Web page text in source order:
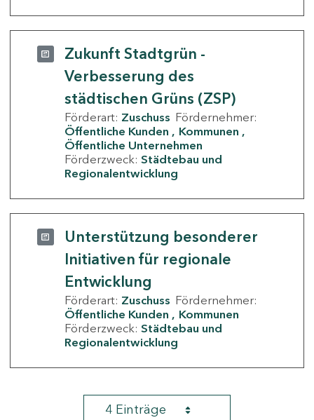
Zukunft Stadtgrün -
Verbesserung des
städtischen Grüns (ZSP)
Förderart: Zuschuss Fördernehmer:
Öffentliche Kunden
Kommunen
Öffentliche Unternehmen
Förderzweck: Städtebau und
Regionalentwicklung
Unterstützung besonderer
Initiativen für regionale
Entwicklung
Förderart: Zuschuss Fördernehmer:
Öffentliche Kunden
Kommunen
Förderzweck: Städtebau und
Regionalentwicklung
4 Einträge